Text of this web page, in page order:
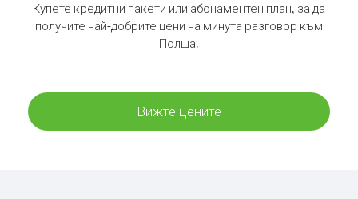
Купете кредитни пакети или абонаментен план, за да
получите най-добрите цени на минута разговор към
Полша.
Вижте цените